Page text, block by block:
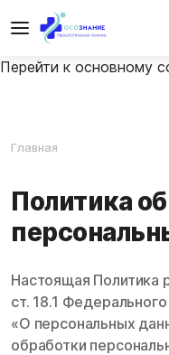
Перейти к основному
Главная
Политика
Настоящая Политика
ст. 18.1
«О персональных
обработки